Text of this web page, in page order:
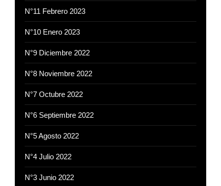
N°11 Febrero 2023
N°10 Enero 2023
N°9 Diciembre 2022
N°8 Noviembre 2022
N°7 Octubre 2022
N°6 Septiembre 2022
N°5 Agosto 2022
N°4 Julio 2022
N°3 Junio 2022